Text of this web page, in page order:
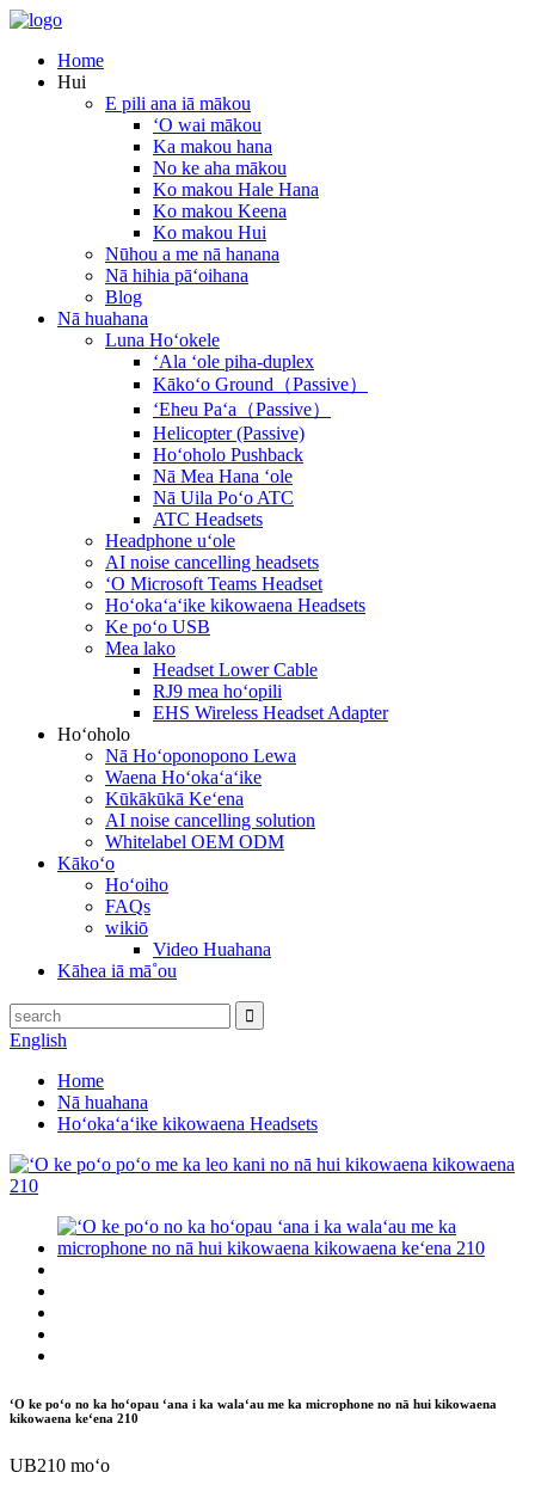
Home
Hui
E pili ana iā mākou
ʻO wai mākou
Ka makou hana
No ke aha mākou
Ko makou Hale Hana
Ko makou Keena
Ko makou Hui
Nūhou a me nā hanana
Nā hihia pāʻoihana
Blog
Nā huahana
Luna Hoʻokele
ʻAla ʻole piha-duplex
Kākoʻo Ground（Passive）
ʻEheu Paʻa（Passive）
Helicopter (Passive)
Hoʻoholo Pushback
Nā Mea Hana ʻole
Nā Uila Poʻo ATC
ATC Headsets
Headphone uʻole
AI noise cancelling headsets
ʻO Microsoft Teams Headset
Hoʻokaʻaʻike kikowaena Headsets
Ke poʻo USB
Mea lako
Headset Lower Cable
RJ9 mea hoʻopili
EHS Wireless Headset Adapter
Hoʻoholo
Nā Hoʻoponopono Lewa
Waena Hoʻokaʻaʻike
Kūkākūkā Keʻena
AI noise cancelling solution
Whitelabel OEM ODM
Kākoʻo
Hoʻoiho
FAQs
wikiō
Video Huahana
Kāhea iā mā˚ou
English
Home
Nā huahana
Hoʻokaʻaʻike kikowaena Headsets
ʻO ke poʻo no ka hoʻopau ʻana i ka walaʻau me ka microphone no nā hui kikowaena
kikowaena keʻena 210
UB210 moʻo